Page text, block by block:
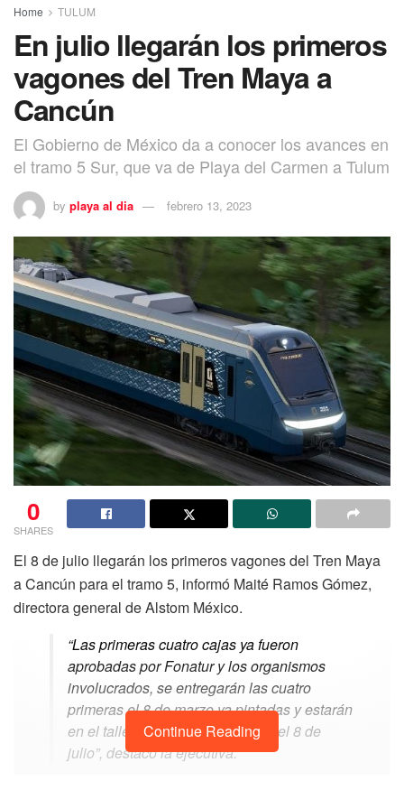
Home TULUM
En julio llegarán los primeros
vagones del Tren Maya a
Cancún
El Gobierno de México da a conocer los avances en
el tramo 5 Sur, que va de Playa del Carmen a Tulum
by playa al dia febrero 13, 2023
0
SHARES
El 8 de julio llegarán los primeros vagones del Tren Maya
a Cancún para el tramo 5, informó Maité Ramos Gómez,
directora general de Alstom México.
“Las primeras cuatro cajas ya fueron
aprobadas por Fonatur y los organismos
involucrados, se entregarán las cuatro
primeras el 8 de marzo ya pintadas y estarán
en el taller y cochera de Cancún el 8 de
julio”, destacó la ejecutiva.
Continue Reading